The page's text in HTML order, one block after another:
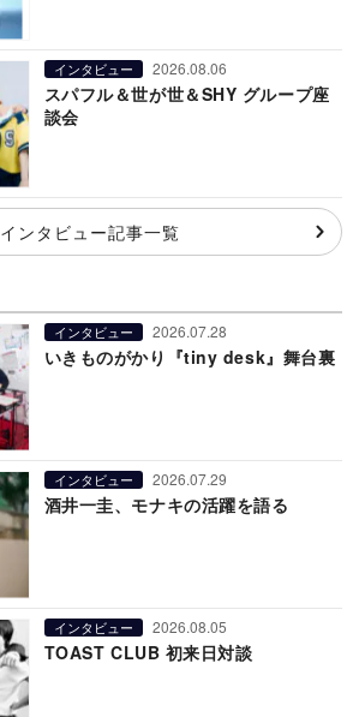
インタビュー 2026.08.06
スパフル＆世が世＆SHY グループ座
談会
インタビュー記事一覧
インタビュー 2026.07.28
いきものがかり『tiny desk』舞台裏
インタビュー 2026.07.29
酒井一圭、モナキの活躍を語る
インタビュー 2026.08.05
TOAST CLUB 初来日対談